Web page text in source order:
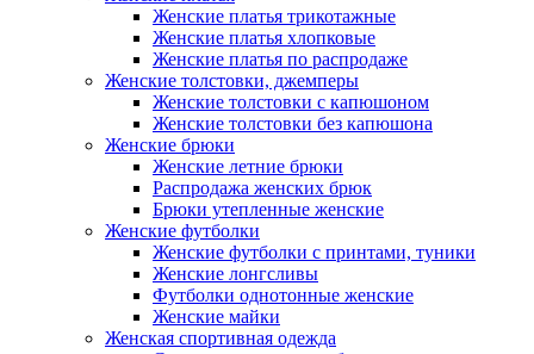
Женские платья трикотажные
Женские платья хлопковые
Женские платья по распродаже
Женские толстовки, джемперы
Женские толстовки с капюшоном
Женские толстовки без капюшона
Женские брюки
Женские летние брюки
Распродажа женских брюк
Брюки утепленные женские
Женские футболки
Женские футболки с принтами, туники
Женские лонгсливы
Футболки однотонные женские
Женские майки
Женская спортивная одежда